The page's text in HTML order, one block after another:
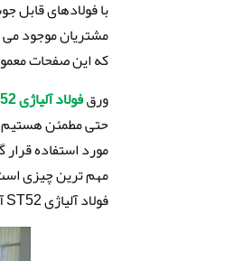
مشتریان موجود
که این صفحات
ورقفولاد آلیاژی ST52
حتی مطمئن هستیم
مهم ترین چیزی
فولاد آلیاژی ST52 آزمایش های مختلفی را انجام می دهیم.